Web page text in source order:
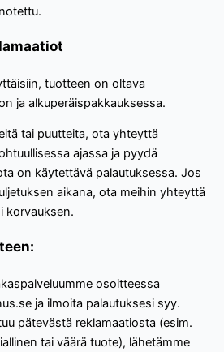
tuotteen on oltava
ja alkuperäispakkauksessa.
tai puutteita, ota yhteyttä
ajassa ja pyydä
on käytettävä palautuksessa. Jos
aikana, ota meihin yhteyttä
korvauksen.
osoitteessa
ja ilmoita palautuksesi syy.
pätevästä reklamaatiosta (esim.
tai väärä tuote), lähetämme